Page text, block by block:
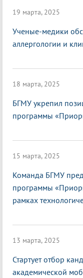
19 марта, 2025
Ученые-медики
аллергологии и
18 марта, 2025
БГМУ укрепил
программы
15 марта, 2025
Команда БГМУ
программы
рамках
13 марта, 2025
Стартует отбор
академической